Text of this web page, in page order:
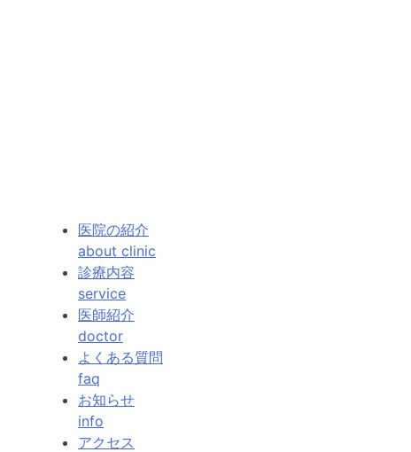
医院の紹介
about clinic
診療内容
service
医師紹介
doctor
よくある質問
faq
お知らせ
info
アクセス